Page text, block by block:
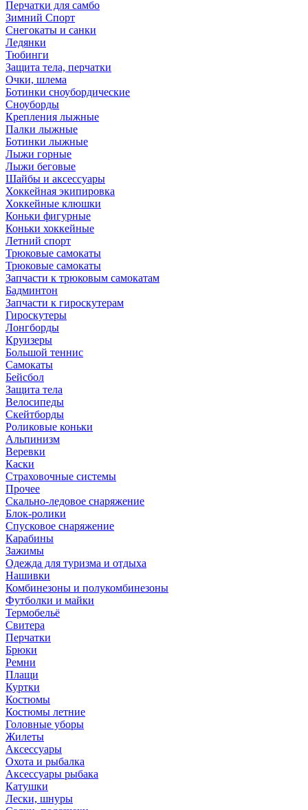
Перчатки для самбо
Зимний Спорт
Снегокаты и санки
Ледянки
Тюбинги
Защита тела, перчатки
Очки, шлема
Ботинки сноубордические
Сноуборды
Крепления лыжные
Палки лыжные
Ботинки лыжные
Лыжи горные
Лыжи беговые
Шайбы и аксессуары
Хоккейная экипировка
Хоккейные клюшки
Коньки фигурные
Коньки хоккейные
Летний спорт
Трюковые самокаты
Трюковые самокаты
Запчасти к трюковым самокатам
Бадминтон
Запчасти к гироскутерам
Гироскутеры
Лонгборды
Круизеры
Большой теннис
Самокаты
Бейсбол
Защита тела
Велосипеды
Скейтборды
Роликовые коньки
Альпинизм
Веревки
Каски
Страховочные системы
Прочее
Скально-ледовое снаряжение
Блок-ролики
Спусковое снаряжение
Карабины
Зажимы
Одежда для туризма и отдыха
Нашивки
Комбинезоны и полукомбинезоны
Футболки и майки
Термобельё
Свитера
Перчатки
Брюки
Ремни
Плащи
Куртки
Костюмы
Костюмы летние
Головные уборы
Жилеты
Аксессуары
Охота и рыбалка
Аксессуары рыбака
Катушки
Лески, шнуры